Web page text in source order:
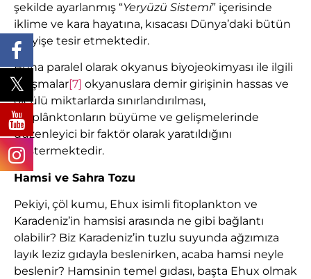
şekilde ayarlanmış “Yeryüzü Sistemi” içerisinde
iklime ve kara hayatına, kısacası Dünya’daki bütün
işleyişe tesir etmektedir.
Buna paralel olarak okyanus biyojeokimyası ile ilgili
çalışmalar[7] okyanuslara demir girişinin hassas ve
ölçülü miktarlarda sınırlandırılması,
fitoplânktonların büyüme ve gelişmelerinde
düzenleyici bir faktör olarak yaratıldığını
göstermektedir.
Hamsi ve Sahra Tozu
Pekiyi, çöl kumu, Ehux isimli fitoplankton ve
Karadeniz’in hamsisi arasında ne gibi bağlantı
olabilir? Biz Karadeniz’in tuzlu suyunda ağzımıza
layık leziz gıdayla beslenirken, acaba hamsi neyle
beslenir? Hamsinin temel gıdası, başta Ehux olmak